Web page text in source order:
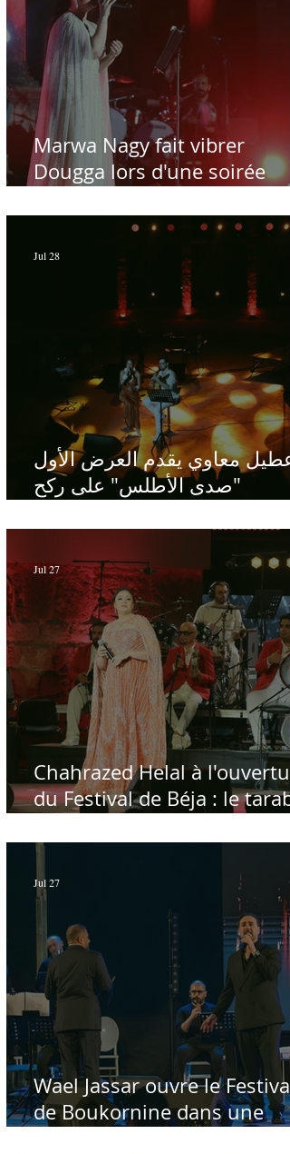
Marwa Nagy fait vibrer
Dougga lors d'une soirée
Hamdi - Par Sofien Manaï
عطيل معاوي يقدم العرض الأول
"صدى الأطلس" على ركح
طابعها الخاص
Jul 28
Chahrazed Helal à
du Festival de Béja : le tarab
Jul 27
Wael Jassar ouvre le Festival
de Boukornine dans une
Jul 27